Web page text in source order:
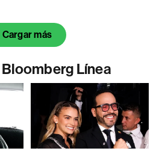
Cargar más
Línea